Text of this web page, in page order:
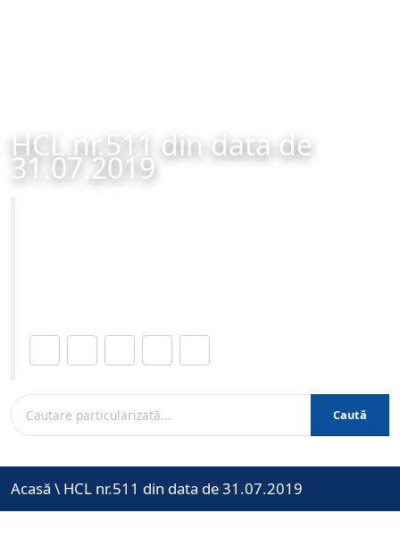
HCL nr.511 din data de
31.07.2019
Caută
Acasă \ HCL nr.511 din data de 31.07.2019